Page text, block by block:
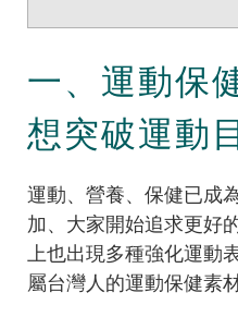
一、運動保
想突破運動
運動、營養、保健已成
加、大家開始追求更好
上也出現多種強化運動
屬台灣人的運動保健素